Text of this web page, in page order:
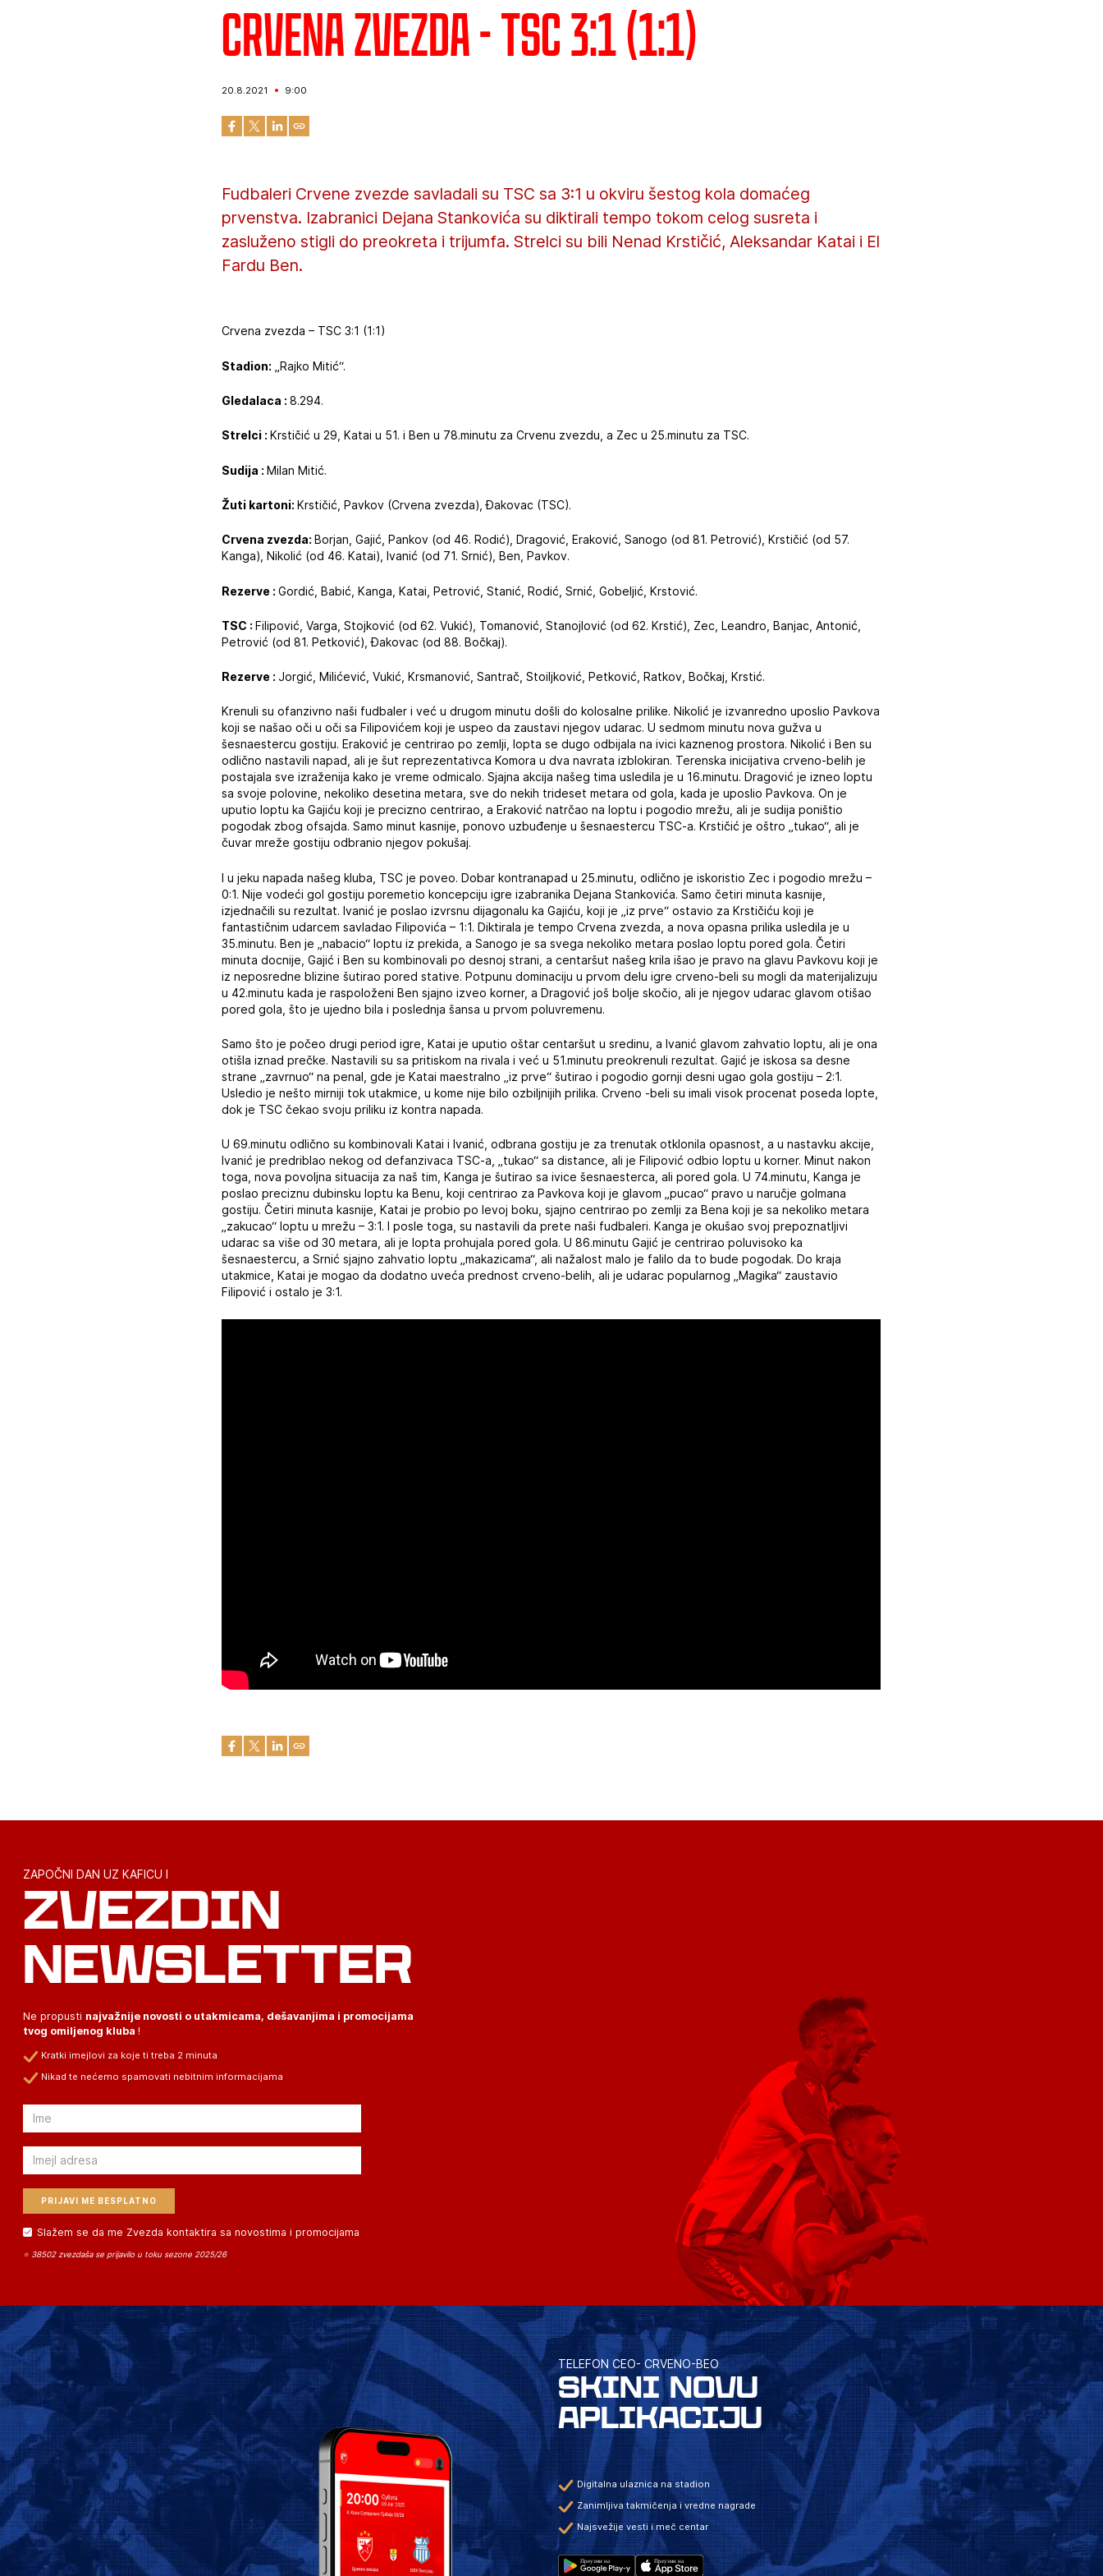
Crvena zvezda - TSC 3:1 (1:1)
20.8.2021 9:00
Fudbaleri Crvene zvezde savladali su TSC sa 3:1 u okviru šestog kola domaćeg
prvenstva. Izabranici Dejana Stankovića su diktirali tempo tokom celog susreta i
zasluženo stigli do preokreta i trijumfa. Strelci su bili Nenad Krstičić, Aleksandar Katai i El
Fardu Ben.
Crvena zvezda – TSC 3:1 (1:1)
Stadion: „Rajko Mitić“.
Gledalaca :8.294.
Strelci :Krstičić u 29, Katai u 51. i Ben u 78.minutu za Crvenu zvezdu, a Zec u 25.minutu za TSC.
Sudija :Milan Mitić.
Žuti kartoni:Krstičić, Pavkov (Crvena zvezda), Đakovac (TSC).
Crvena zvezda:Borjan, Gajić, Pankov (od 46. Rodić), Dragović, Eraković, Sanogo (od 81. Petrović), Krstičić (od 57.
Kanga), Nikolić (od 46. Katai), Ivanić (od 71. Srnić), Ben, Pavkov.
Rezerve :Gordić, Babić, Kanga, Katai, Petrović, Stanić, Rodić, Srnić, Gobeljić, Krstović.
TSC :Filipović, Varga, Stojković (od 62. Vukić), Tomanović, Stanojlović (od 62. Krstić), Zec, Leandro, Banjac, Antonić,
Petrović (od 81. Petković), Đakovac (od 88. Bočkaj).
Rezerve : Jorgić, Milićević, Vukić, Krsmanović, Santrač, Stoiljković, Petković, Ratkov, Bočkaj, Krstić.
Krenuli su ofanzivno naši fudbaler i već u drugom minutu došli do kolosalne prilike. Nikolić je izvanredno uposlio Pavkova
koji se našao oči u oči sa Filipovićem koji je uspeo da zaustavi njegov udarac. U sedmom minutu nova gužva u
šesnaestercu gostiju. Eraković je centrirao po zemlji, lopta se dugo odbijala na ivici kaznenog prostora. Nikolić i Ben su
odlično nastavili napad, ali je šut reprezentativca Komora u dva navrata izblokiran. Terenska inicijativa crveno-belih je
postajala sve izraženija kako je vreme odmicalo. Sjajna akcija našeg tima usledila je u 16.minutu. Dragović je izneo loptu
sa svoje polovine, nekoliko desetina metara, sve do nekih trideset metara od gola, kada je uposlio Pavkova. On je
uputio loptu ka Gajiću koji je precizno centrirao, a Eraković natrčao na loptu i pogodio mrežu, ali je sudija poništio
pogodak zbog ofsajda. Samo minut kasnije, ponovo uzbuđenje u šesnaestercu TSC-a. Krstičić je oštro „tukao“, ali je
čuvar mreže gostiju odbranio njegov pokušaj.
I u jeku napada našeg kluba, TSC je poveo. Dobar kontranapad u 25.minutu, odlično je iskoristio Zec i pogodio mrežu –
0:1. Nije vodeći gol gostiju poremetio koncepciju igre izabranika Dejana Stankovića. Samo četiri minuta kasnije,
izjednačili su rezultat. Ivanić je poslao izvrsnu dijagonalu ka Gajiću, koji je „iz prve“ ostavio za Krstičiću koji je
fantastičnim udarcem savladao Filipovića – 1:1. Diktirala je tempo Crvena zvezda, a nova opasna prilika usledila je u
35.minutu. Ben je „nabacio“ loptu iz prekida, a Sanogo je sa svega nekoliko metara poslao loptu pored gola. Četiri
minuta docnije, Gajić i Ben su kombinovali po desnoj strani, a centaršut našeg krila išao je pravo na glavu Pavkovu koji je
iz neposredne blizine šutirao pored stative. Potpunu dominaciju u prvom delu igre crveno-beli su mogli da materijalizuju
u 42.minutu kada je raspoloženi Ben sjajno izveo korner, a Dragović još bolje skočio, ali je njegov udarac glavom otišao
pored gola, što je ujedno bila i poslednja šansa u prvom poluvremenu.
Samo što je počeo drugi period igre, Katai je uputio oštar centaršut u sredinu, a Ivanić glavom zahvatio loptu, ali je ona
otišla iznad prečke. Nastavili su sa pritiskom na rivala i već u 51.minutu preokrenuli rezultat. Gajić je iskosa sa desne
strane „zavrnuo“ na penal, gde je Katai maestralno „iz prve“ šutirao i pogodio gornji desni ugao gola gostiju – 2:1.
Usledio je nešto mirniji tok utakmice, u kome nije bilo ozbiljnijih prilika. Crveno -beli su imali visok procenat poseda lopte,
dok je TSC čekao svoju priliku iz kontra napada.
U 69.minutu odlično su kombinovali Katai i Ivanić, odbrana gostiju je za trenutak otklonila opasnost, a u nastavku akcije,
Ivanić je predriblao nekog od defanzivaca TSC-a, „tukao“ sa distance, ali je Filipović odbio loptu u korner. Minut nakon
toga, nova povoljna situacija za naš tim, Kanga je šutirao sa ivice šesnaesterca, ali pored gola. U 74.minutu, Kanga je
poslao preciznu dubinsku loptu ka Benu, koji centrirao za Pavkova koji je glavom „pucao“ pravo u naručje golmana
gostiju. Četiri minuta kasnije, Katai je probio po levoj boku, sjajno centrirao po zemlji za Bena koji je sa nekoliko metara
„zakucao“ loptu u mrežu – 3:1. I posle toga, su nastavili da prete naši fudbaleri. Kanga je okušao svoj prepoznatljivi
udarac sa više od 30 metara, ali je lopta prohujala pored gola. U 86.minutu Gajić je centrirao poluvisoko ka
šesnaestercu, a Srnić sjajno zahvatio loptu „makazicama“, ali nažalost malo je falilo da to bude pogodak. Do kraja
utakmice, Katai je mogao da dodatno uveća prednost crveno-belih, ali je udarac popularnog „Magika“ zaustavio
Filipović i ostalo je 3:1.
ZAPOČNI DAN UZ KAFICU I
ZVEZDIN
NEWSLETTER
Ne propusti najvažnije novosti o utakmicama, dešavanjima i promocijama
tvog omiljenog kluba !
Kratki imejlovi za koje ti treba 2 minuta
Nikad te nećemo spamovati nebitnim informacijama
Email
Email
Slažem se da me Zvezda kontaktira sa novostima i promocijama
⭐ 38502 zvezdaša se prijavilo u toku sezone 2025/26
TELEFON CEO- CRVENO-BEO
SKINI NOVU
APLIKACIJU
Digitalna ulaznica na stadion
Zanimljiva takmičenja i vredne nagrade
Najsvežije vesti i meč centar